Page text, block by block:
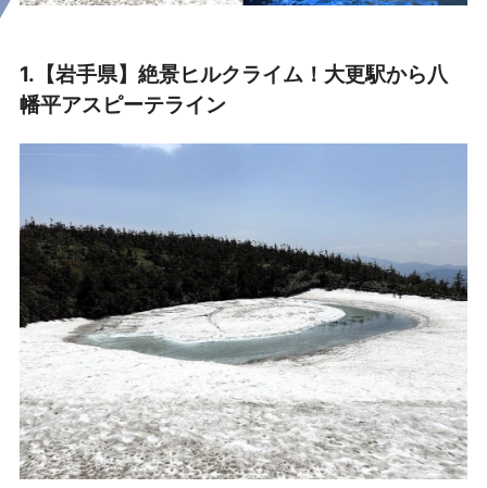
1.【岩手県】絶景ヒルクライム！大更駅から八
幡平アスピーテライン